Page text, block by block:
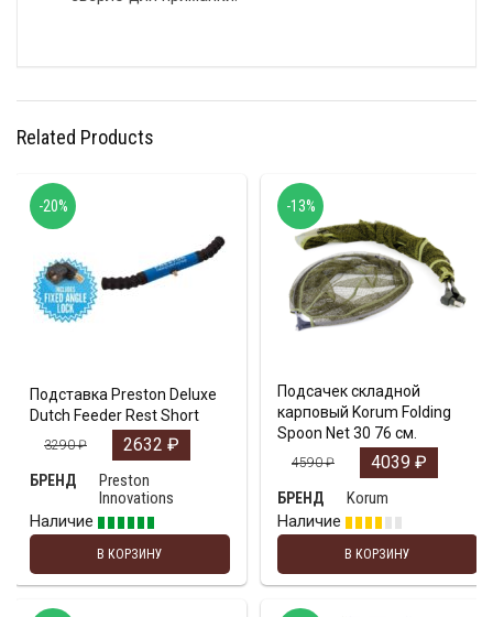
Related Products
Подставка Preston Deluxe
Dutch Feeder Rest Short
3290₽ 2632 ₽
БРЕНД
Preston
Innovations
Наличие
В КОРЗИНУ
-20%
Подсачек складной
карповый Korum Folding
Spoon Net 30 76 см.
4590₽ 4039 ₽
БРЕНД
Korum
Наличие
В КОРЗИНУ
-13%